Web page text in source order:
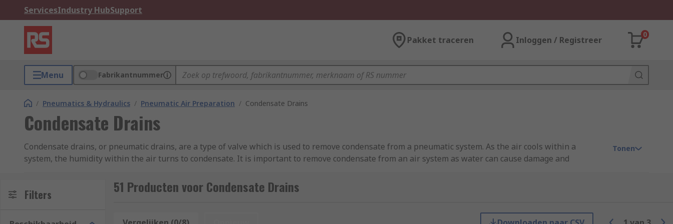
ServicesIndustry HubSupport
Pakket traceren Inloggen / Registreer
0
Menu Fabrikantnummer
/ Pneumatics & Hydraulics / Pneumatic Air Preparation / Condensate Drains
Condensate Drains
Condensate drains, or pneumatic drains, are a type of valve which is used to remove condensate from a pneumatic system. As the air cools within a
system, the humidity within the air turns to condensate. It is important to remove condensate from an air system as water can cause damage and
Condensate drains are available in a range of sizes and volumes depending on the system they're compatible with and how heavy-duty the application
Tonen
Filters 51 Producten voor Condensate Drains